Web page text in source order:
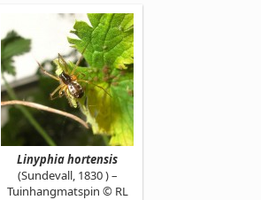
Linyphia hortensis
(Sundevall, 1830 ) –
Tuinhangmatspin © RL